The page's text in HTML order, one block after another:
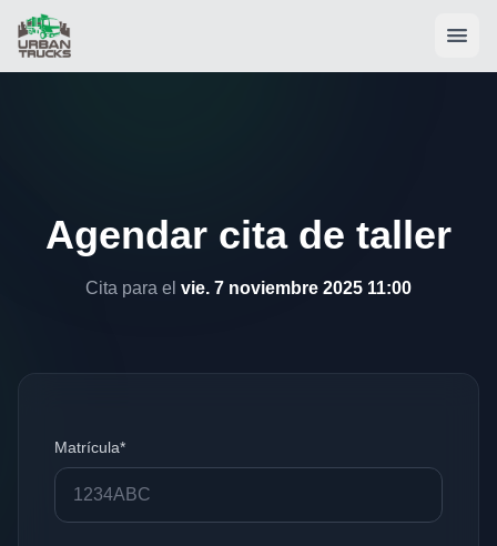
Agendar cita de taller
Cita para el vie. 7 noviembre 2025 11:00
Matrícula*